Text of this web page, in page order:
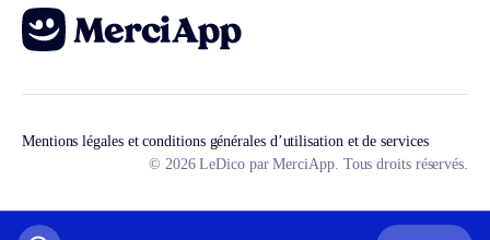
Mentions légales et conditions générales d’utilisation et de services
© 2026 LeDico par MerciApp. Tous droits réservés.